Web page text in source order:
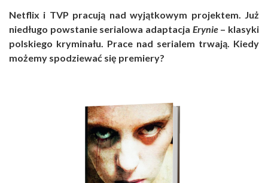
Netflix i TVP pracują nad wyjątkowym projektem. Już
niedługo powstanie serialowa adaptacja Erynie– klasyki
polskiego kryminału. Prace nad serialem trwają. Kiedy
możemy spodziewać się premiery?